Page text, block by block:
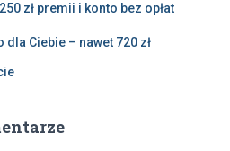
zł premii i konto bez opłat
Ciebie – nawet 720 zł